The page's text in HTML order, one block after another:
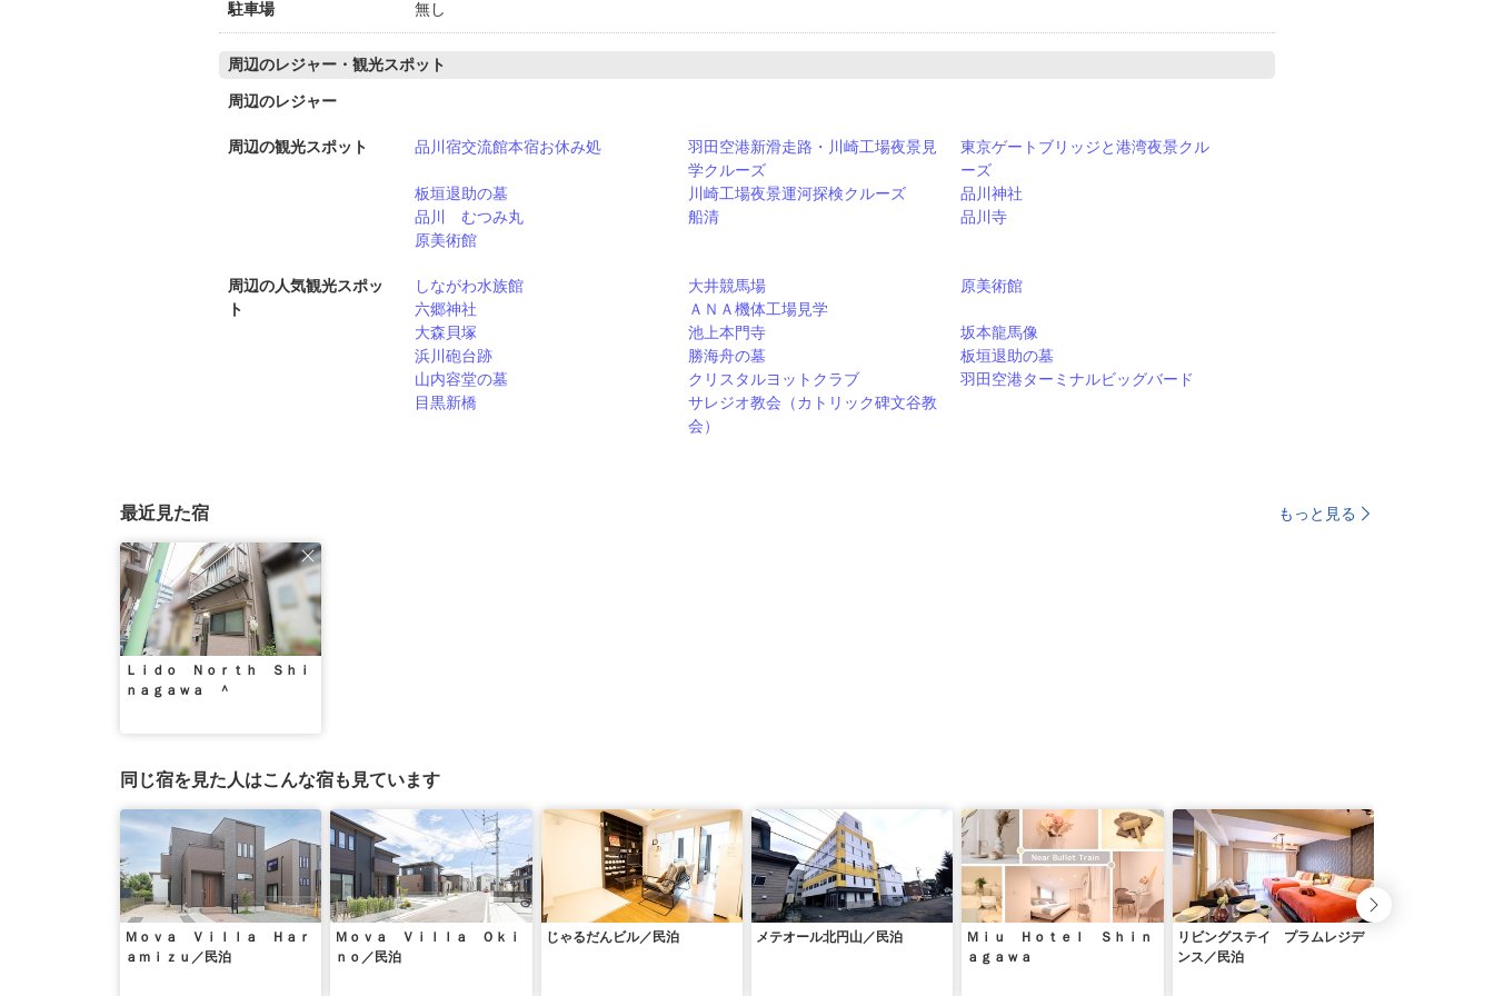
駐車場 無し
周辺のレジャー・観光スポット
周辺のレジャー
周辺の観光スポット 品川宿交流館本宿お休み処
羽田空港新滑走路・川崎工場夜景見
学クルーズ
東京ゲートブリッジと港湾夜景クル
ーズ
板垣退助の墓
川崎工場夜景運河探検クルーズ
品川神社
品川 むつみ丸
船清
品川寺
原美術館
周辺の人気観光スポッ
ト
しながわ水族館 大井競馬場
原美術館
六郷神社
ＡＮＡ機体工場見学
大森貝塚
池上本門寺
坂本龍馬像
浜川砲台跡
勝海舟の墓
板垣退助の墓
山内容堂の墓
クリスタルヨットクラブ
羽田空港ターミナルビッグバード
目黒新橋
サレジオ教会（カトリック碑文谷教
会）
最近見た宿 もっと見る
Ｌｉｄｏ Ｎｏｒｔｈ Ｓｈｉ
ｎａｇａｗａ ＾
同じ宿を見た人はこんな宿も見ています
Ｍｏｖａ Ｖｉｌｌａ Ｈａｒ
ａｍｉｚｕ／民泊
Ｍｏｖａ Ｖｉｌｌａ Ｏｋｉ
ｎｏ／民泊
じゃるだんビル／民泊 メテオール北円山／民泊
Ｍｉｕ Ｈｏｔｅｌ Ｓｈｉｎ
ａｇａｗａ
リビングステイ プラムレジデ
ンス／民泊